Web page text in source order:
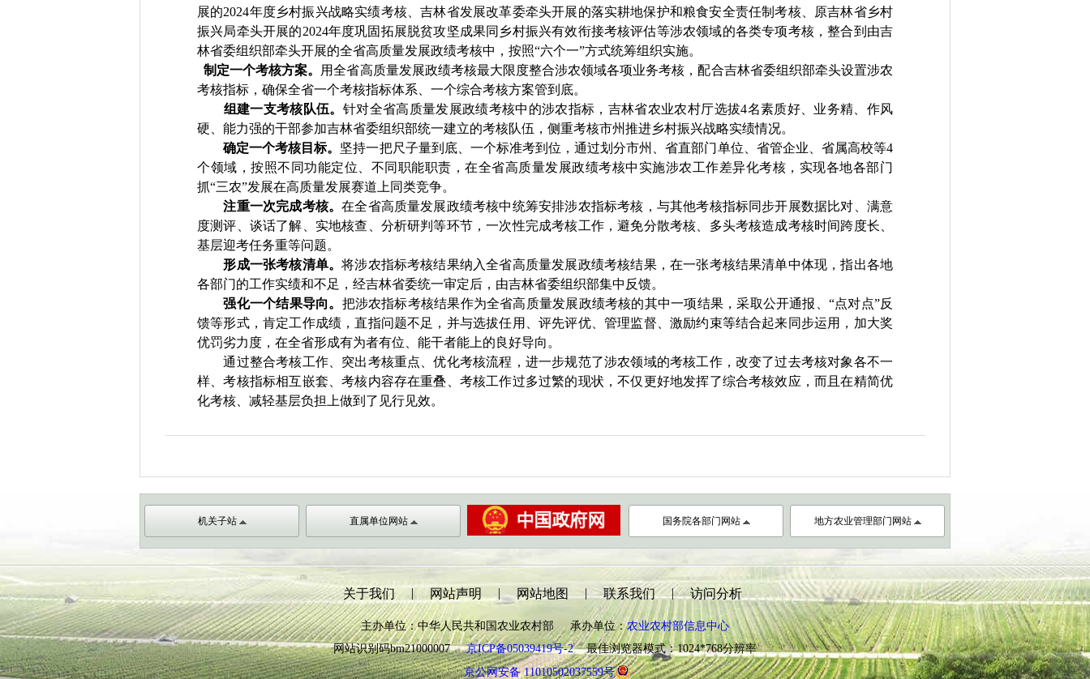
展的2024年度乡村振兴战略实绩考核、吉林省发展改革委牵头开展的落实耕地保护和粮食安全责任制考核、原吉林省乡村
振兴局牵头开展的2024年度巩固拓展脱贫攻坚成果同乡村振兴有效衔接考核评估等涉农领域的各类专项考核，整合到由吉
林省委组织部牵头开展的全省高质量发展政绩考核中，按照“六个一”方式统筹组织实施。
制定一个考核方案。 用全省高质量发展政绩考核最大限度整合涉农领域各项业务考核，配合吉林省委组织部牵头设置涉农
考核指标，确保全省一个考核指标体系、一个综合考核方案管到底。
组建一支考核队伍。 针对全省高质量发展政绩考核中的涉农指标，吉林省农业农村厅选拔4名素质好、业务精、作风
硬、能力强的干部参加吉林省委组织部统一建立的考核队伍， 侧重考核市州推进乡村振兴战略实绩情况。
确定一个考核目标。 坚持一把尺子量到底、一个标准考到位，通过划分市州、省直部门单位、省管企业、省属高校等4
个领域，按照不同功能定位、不同职能职责，在全省高质量发展政绩考核中实施涉农工作差异化考核，实现各地各部门
抓“三农”发展在高质量发展赛道上同类竞争。
注重一次完成考核。在全省高质量发展政绩考核中统筹安排涉农指标考核，与其他考核指标同步开展数据比对、满意
度测评、谈话了解、实地核查、分析研判等环节，一次性完成考核工作，避免分散考核、多头考核造成考核时间跨度长、
基层迎考任务重等问题。
形成一张考核清单。将涉农指标考核结果纳入全省高质量发展政绩考核结果，在一张考核结果清单中体现，指出各地
各部门的工作实绩和不足，经吉林省委统一审定后，由吉林省委组织部集中反馈。
强化一个结果导向。 把涉农指标考核结果作为全省高质量发展政绩考核的其中一项结果，采取公开通报、 “点对点”反
馈等形式，肯定工作成绩，直指问题不足，并与选拔任用、评先评优、管理监督、激励约束等结合起来同步运用，加大奖
优罚劣力度，在全省形成有为者有位、能干者能上的良好导向。
通过整合考核工作、突出考核重点、优化考核流程，进一步规范了涉农领域的考核工作，改变了过去考核对象各不一
样、考核指标相互嵌套、考核内容存在重叠、考核工作过多过繁的现状，不仅更好地发挥了综合考核效应，而且在精简优
化考核、减轻基层负担上做到了见行见效。
机关子站 直属单位网站 国务院各部门网站 地方农业管理部门网站
关于我们 | 网站声明 | 网站地图 | 联系我们 | 访问分析
主办单位：中华人民共和国农业农村部 承办单位：农业农村部信息中心
网站识别码bm21000007京ICP备05039419号-2最佳浏览器模式：1024*768分辨率
京公网安备 11010502037559号